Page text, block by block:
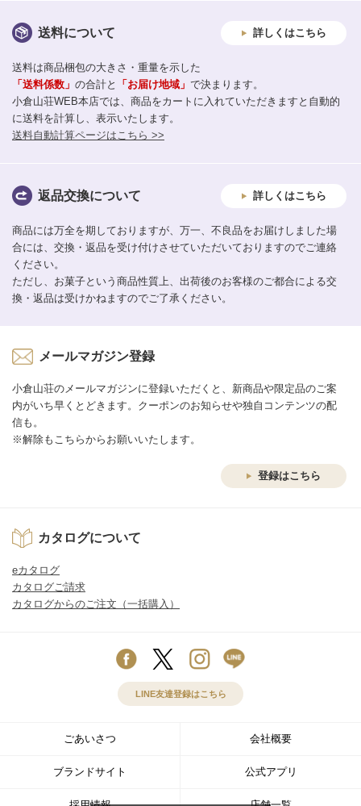
送料について 詳しくはこちら
送料は商品梱包の大きさ・重量を示した
「送料係数」 の合計と 「お届け地域」 で決まります。
小倉山荘WEB本店では、商品をカートに入れていただきますと自動的
に送料を計算し、表示いたします。
送料自動計算ページはこちら >>
返品交換について 詳しくはこちら
商品には万全を期しておりますが、万一、不良品をお届けしました場
合には、交換・返品を受け付けさせていただいておりますのでご連絡
ください。
ただし、お菓子という商品性質上、出荷後のお客様のご都合による交
換・返品は受けかねますのでご了承ください。
メールマガジン登録
小倉山荘のメールマガジンに登録いただくと、新商品や限定品のご案
内がいち早くとどきます。クーポンのお知らせや独自コンテンツの配
信も。
※解除もこちらからお願いいたします。
登録はこちら
カタログについて
eカタログ
カタログご請求
カタログからのご注文（一括購入）
LINE友達登録はこちら
ごあいさつ 会社概要
ブランドサイト 公式アプリ